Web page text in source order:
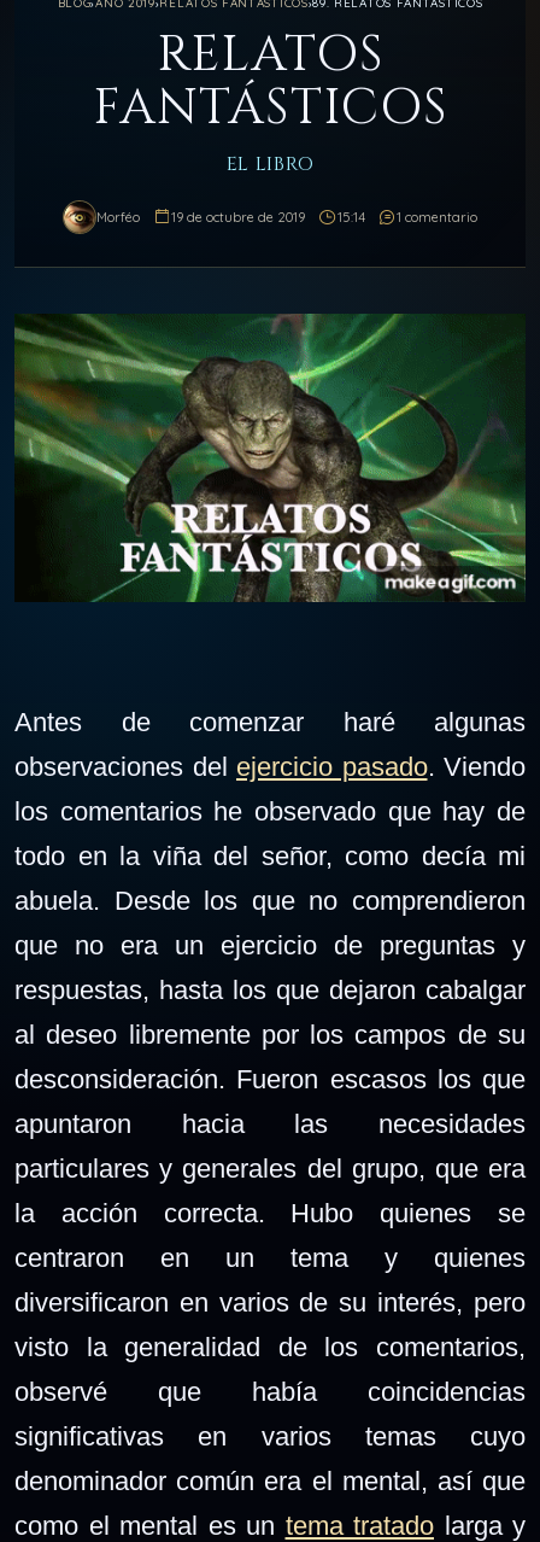
RELATOS
FANTÁSTICOS
EL LIBRO
Morféo 19 de octubre de 2019 15:14 1 comentario
Antes de comenzar haré algunas
observaciones del ejercicio pasado. Viendo
los comentarios he observado que hay de
todo en la viña del señor, como decía mi
abuela. Desde los que no comprendieron
que no era un ejercicio de preguntas y
respuestas, hasta los que dejaron cabalgar
al deseo libremente por los campos de su
desconsideración. Fueron escasos los que
apuntaron hacia las necesidades
particulares y generales del grupo, que era
la acción correcta. Hubo quienes se
centraron en un tema y quienes
diversificaron en varios de su interés, pero
visto la generalidad de los comentarios,
observé que había coincidencias
significativas en varios temas cuyo
denominador común era el mental, así que
como el mental es un tema tratado larga y